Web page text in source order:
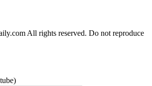
All rights reserved. Do not reproduce